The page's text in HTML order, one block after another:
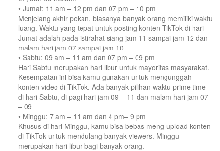
• Jumat: 11 am – 12 pm dan 07 pm – 10 pm
Menjelang akhir pekan, biasanya banyak orang memiliki waktu
luang. Waktu yang tepat untuk posting konten TikTok di hari
Jumat adalah pada istirahat siang jam 11 sampai jam 12 dan
malam hari jam 07 sampai jam 10.
• Sabtu: 09 am – 11 am dan 07 pm – 09 pm
Hari Sabtu merupakan hari libur untuk mayoritas masyarakat.
Kesempatan ini bisa kamu gunakan untuk mengunggah
konten video di TikTok. Ada banyak pilihan waktu prime time
di hari Sabtu, di pagi hari jam 09 – 11 dan malam hari jam 07
– 09
• Minggu: 7 am – 11 am dan 4 pm– 9 pm
Khusus di hari Minggu, kamu bisa bebas meng-upload konten
di TikTok untuk mendulang banyak viewers. Minggu
merupakan hari libur bagi banyak orang.